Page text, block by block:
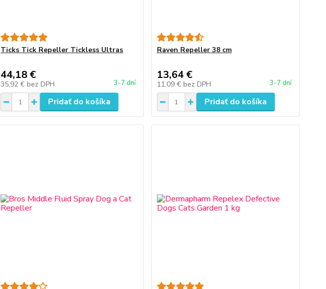
Ticks Tick Repeller Tickless Ultras
44,18 €
35,92 € bez DPH 3-7 dní
Pridať do košíka
Raven Repeller 38 cm
13,64 €
11,09 € bez DPH 3-7 dní
Pridať do košíka